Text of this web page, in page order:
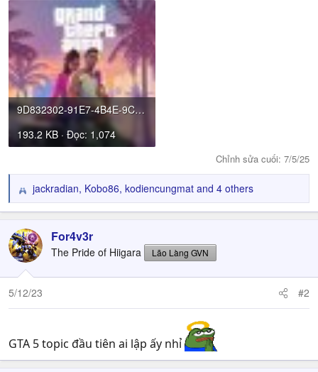
9D832302-91E7-4B4E-9C78-A94B9E9330F5.jpeg
193.2 KB · Đọc: 1,074
Chỉnh sửa cuối: 7/5/25
R
e
c
t
i
o
n
jackradian, Kobo86, kodiencungmat and 4 others
For4v3r
The Pride of Hiigara Lão Làng GVN
5/12/23 #2
GTA 5 topic đầu tiên ai lập ấy nhỉ